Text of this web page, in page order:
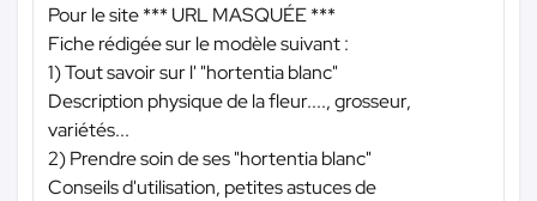
Pour le site*** URL MASQUÉE ***
Fiche rédigée sur le modèle suivant :
1) Tout savoir sur l' "hortentia blanc"
Description physique de la fleur...., grosseur,
variétés...
2) Prendre soin de ses "hortentia blanc"
Conseils d'utilisation, petites astuces de